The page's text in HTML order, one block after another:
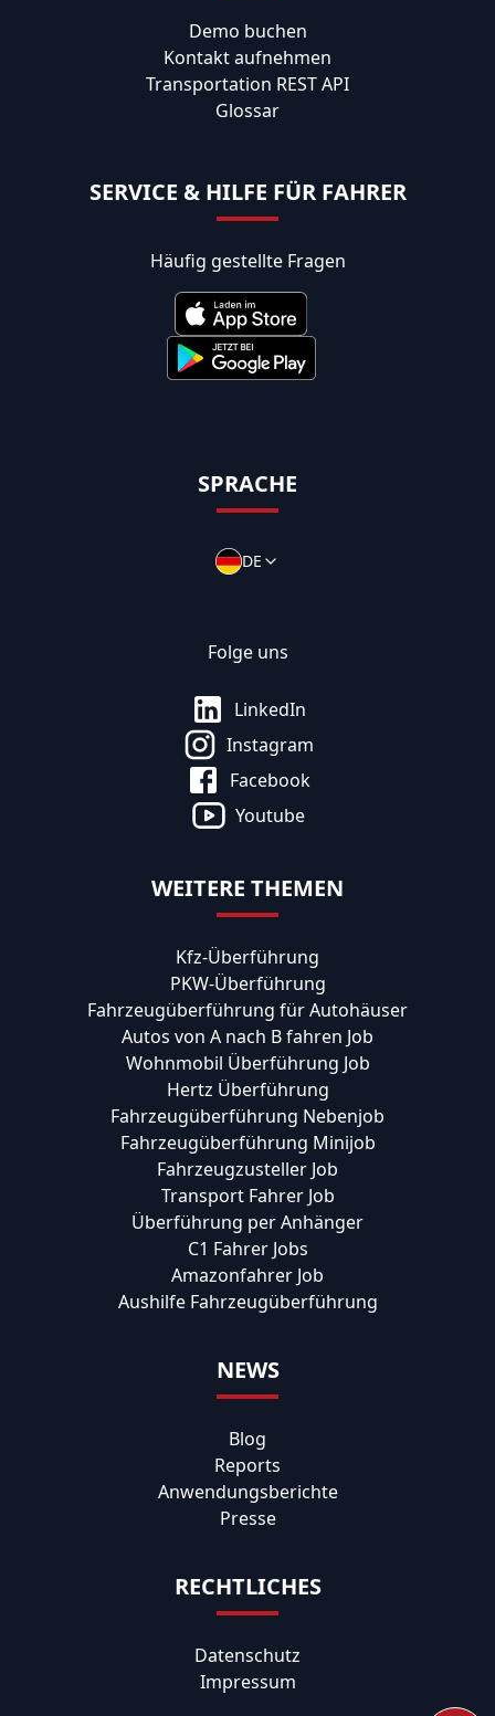
Demo buchen
Kontakt aufnehmen
Transportation REST API
Glossar
SERVICE & HILFE FÜR FAHRER
Häufig gestellte Fragen
SPRACHE
DE
Folge uns
LinkedIn
Instagram
Facebook
Youtube
WEITERE THEMEN
Kfz-Überführung
PKW-Überführung
Fahrzeugüberführung für Autohäuser
Autos von A nach B fahren Job
Wohnmobil Überführung Job
Hertz Überführung
Fahrzeugüberführung Nebenjob
Fahrzeugüberführung Minijob
Fahrzeugzusteller Job
Transport Fahrer Job
Überführung per Anhänger
C1 Fahrer Jobs
Amazonfahrer Job
Aushilfe Fahrzeugüberführung
NEWS
Blog
Reports
Anwendungsberichte
Presse
RECHTLICHES
Datenschutz
Impressum